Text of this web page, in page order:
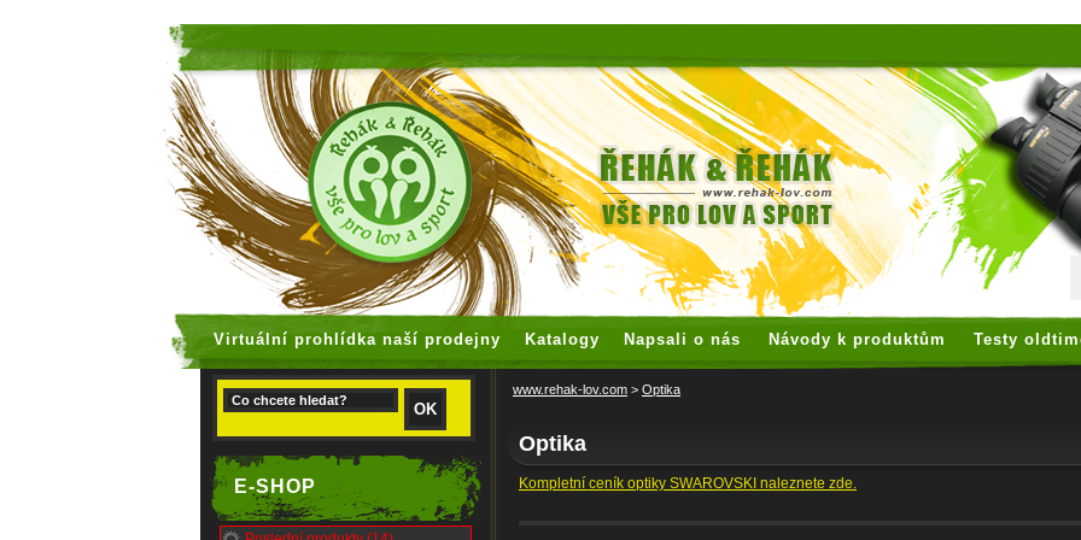
Virtuální prohlídka naší prodejny Katalogy Napsali o nás Návody k produktům Testy
E-SHOP
www.rehak-lov.com > Optika
Optika
Kompletní ceník optiky SWAROVSKI naleznete zde.